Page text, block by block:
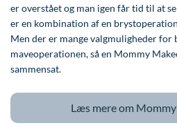
er overstået og man igen får tid til at
er en kombination af en
Men der er mange valgmuligheder for
maveoperationen, så en Mommy
sammensat.
Læs mere om